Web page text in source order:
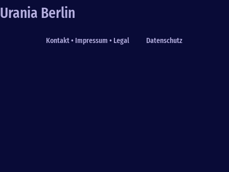
Urania Berlin
Fußzeile
Kontakt • Impressum • Legal Datenschutz